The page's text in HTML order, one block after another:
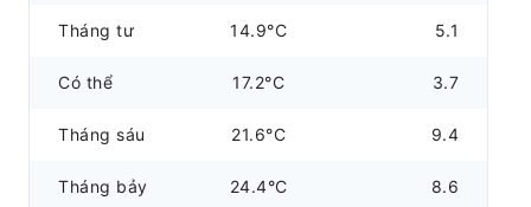
Tháng tư 14.9°C 5.1
Có thể 17.2°C 3.7
Tháng sáu 21.6°C 9.4
Tháng bảy 24.4°C 8.6